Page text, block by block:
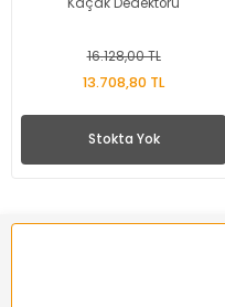
16.128,00 TL
13.708,80 TL
Stokta Yok